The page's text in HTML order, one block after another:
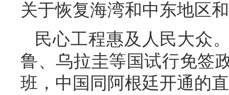
关于恢复海湾和中东地区
民心工程惠及人民大众
鲁、乌拉圭等国试行免签
班，中国同阿根廷开通的